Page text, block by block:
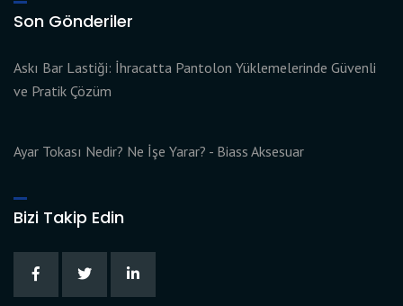
Son Gönderiler
Askı Bar Lastiği: İhracatta Pantolon Yüklemelerinde Güvenli
ve Pratik Çözüm
Ayar Tokası Nedir? Ne İşe Yarar? - Biass Aksesuar
Bizi Takip Edin